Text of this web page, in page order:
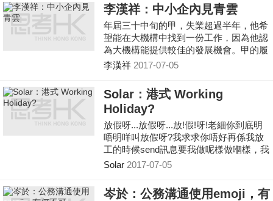
李漢祥：中小企內見青雲
年屆三十中旬的甲，失業超過半年，他希
望能在大機構中找到一份工作，因為他認
為大機構能提供較佳的發展機會。甲的履
歷絕對不差，雖然不是畢業於名牌大學，
李漢祥 2017-07-05
Solar：港式 Working
Holiday?
放假呀...放假呀...放!假!呀!老細你到底明
唔明咩叫放假呀?我求求你唔好再係我放
工的時候send訊息要我做呢樣做嗰樣，我
個「宗旨」就快頂唔順了...
Solar 2017-07-05
岑於：公務溝通使用emoji，有